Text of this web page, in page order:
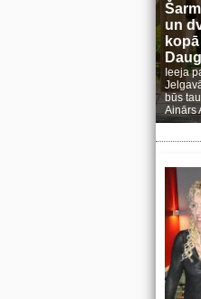
un
Ieeja
būs
Ainārs